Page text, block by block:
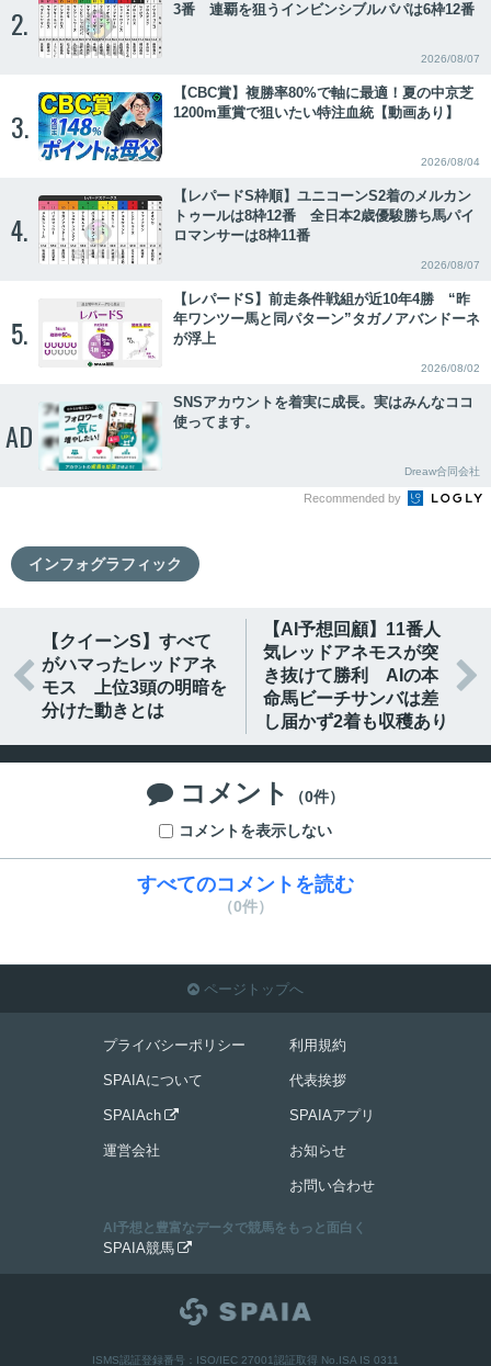
2.
3番 連覇を狙うインビンシブルパパは6枠12番
2026/08/07
3.
【CBC賞】複勝率80%で軸に最適！夏の中京芝
1200m重賞で狙いたい特注血統【動画あり】
2026/08/04
4.
【レパードS枠順】ユニコーンS2着のメルカン
トゥールは8枠12番 全日本2歳優駿勝ち馬パイ
ロマンサーは8枠11番
2026/08/07
5.
【レパードS】前走条件戦組が近10年4勝 “昨
年ワンツー馬と同パターン”タガノアバンドーネ
が浮上
2026/08/02
AD
SNSアカウントを着実に成長。実はみんなココ
使ってます。
Dreaw合同会社
Recommended by
インフォグラフィック

【クイーンS】すべて
がハマったレッドアネ
モス 上位3頭の明暗を
分けた動きとは
【AI予想回顧】11番人
気レッドアネモスが突
き抜けて勝利 AIの本
命馬ビーチサンバは差
し届かず2着も収穫あり

 コメント
（0件）
コメントを表示しない
すべてのコメントを読む
（0件）
 ページトップへ
プライバシーポリシー
SPAIAについて
SPAIAch 
運営会社
利用規約
代表挨拶
SPAIAアプリ
お知らせ
お問い合わせ
AI予想と豊富なデータで競馬をもっと面白く
SPAIA競馬 
ISMS認証登録番号：ISO/IEC 27001認証取得 No.ISA IS 0311